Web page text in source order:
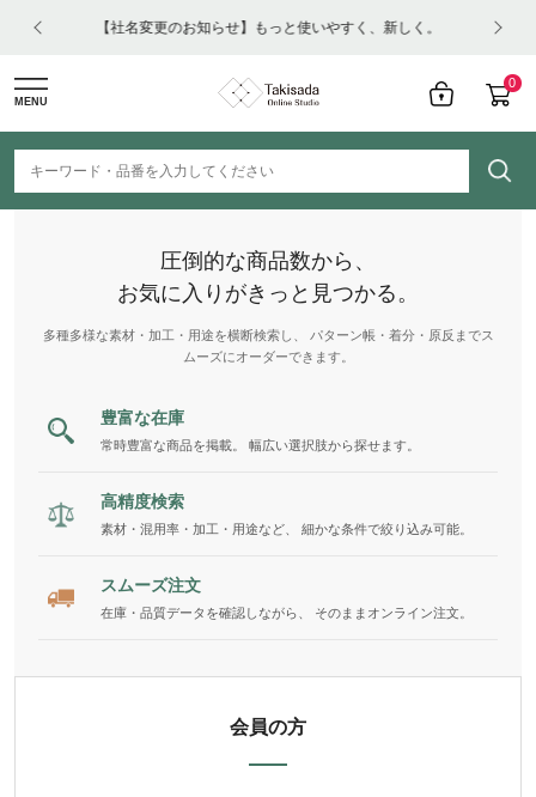
【社名変更のお知らせ】もっと使いやすく、新しく。
0
MENU
圧倒的な商品数から、
お気に入りがきっと見つかる。
多種多様な素材・加工・用途を横断検索し、 パターン帳・着分・原反までス
ムーズにオーダーできます。
豊富な在庫
常時豊富な商品を掲載。 幅広い選択肢から探せます。
高精度検索
素材・混用率・加工・用途など、 細かな条件で絞り込み可能。
スムーズ注文
在庫・品質データを確認しながら、 そのままオンライン注文。
会員の方